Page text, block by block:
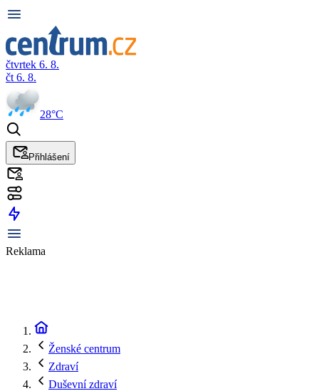
čtvrtek 6. 8.
čt 6. 8.
28°C
Přihlášení
Reklama
Ženské centrum
Zdraví
Duševní zdraví